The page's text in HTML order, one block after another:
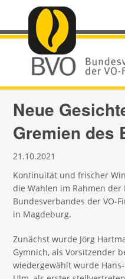
Neue
Gremien des
21.10.2021
Kontinuität und frischer
die Wahlen im Rahmen
Bundesverbandes der VO-
in Magdeburg.
Zunächst wurde Jörg
Gymnich, als Vorsitzender
wiedergewählt wurde